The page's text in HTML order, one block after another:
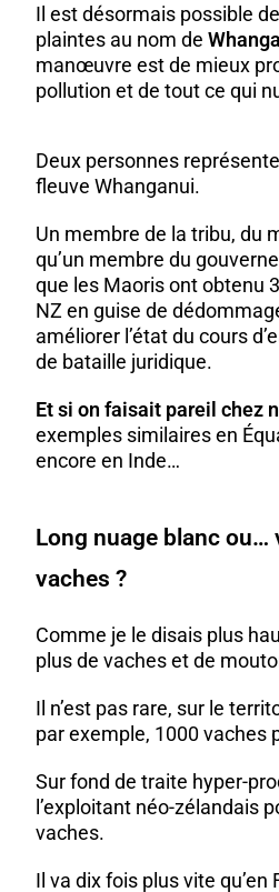
Il est désormais possible
plaintes au nom de
manœuvre est de mieux
pollution et de tout ce qui
Deux personnes
fleuve Whanganui.
Un membre de la tribu, du
qu’un membre du
que les Maoris ont obtenu
NZ en guise de
améliorer l’état du cours
de bataille juridique.
Et si on faisait pareil chez
exemples similaires en
encore en Inde…
Long nuage blanc ou…
vaches ?
Comme je le disais plus
plus de vaches et de
Il n’est pas rare, sur le
par exemple, 1000 vaches
Sur fond de traite hyper-
l’exploitant néo-zélandais
vaches.
Il va dix fois plus vite qu’en